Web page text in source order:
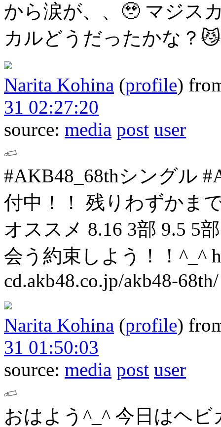
から涙が、、🥹 マジス
カルどうだったかな？😼
Narita Kohina (profile)
31 02:27:20
source: media post user
#AKB48_68thシングル
付中！！
残りわずかま
オススメ 8.16 3部 9.5 5
会う約束しよう！！^_^
cd.akb48.co.jp/akb48-68th/
Narita Kohina (profile)
31 01:50:03
source: media post user
おはよう^_^ 今日はヘビ